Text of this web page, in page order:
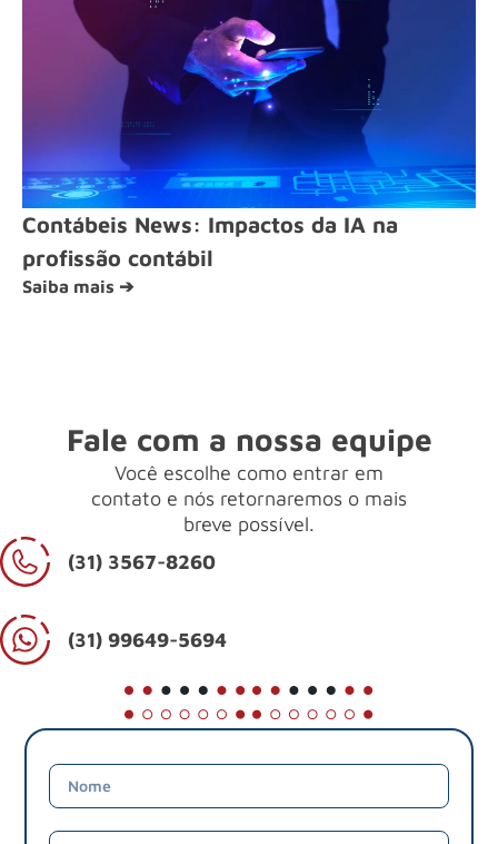
Contábeis News: Impactos da IA na
profissão contábil
Saiba mais ➔
Fale com a nossa equipe
Você escolhe como entrar em
contato e nós retornaremos o mais
breve possível.
(31) 3567-8260
(31) 99649-5694